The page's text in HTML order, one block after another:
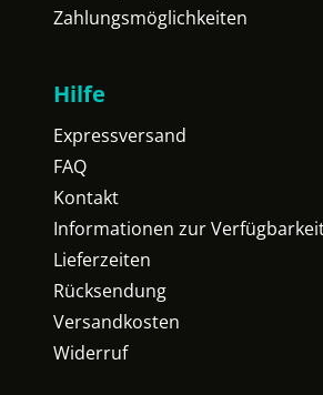
Zahlungsmöglichkeiten
Hilfe
Expressversand
FAQ
Kontakt
Informationen zur
Lieferzeiten
Rücksendung
Versandkosten
Widerruf